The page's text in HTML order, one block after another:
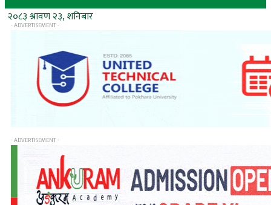
२०८३ श्रावण २३, शनिबार
- ADVERTISEMENT -
- ADVERTISEMENT -